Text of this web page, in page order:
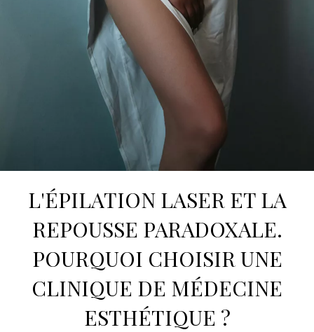
L'ÉPILATION LASERET LA
REPOUSSE PARADOXALE.
POURQUOI CHOISIR UNE
CLINIQUE DE MÉDECINE
ESTHÉTIQUE ?